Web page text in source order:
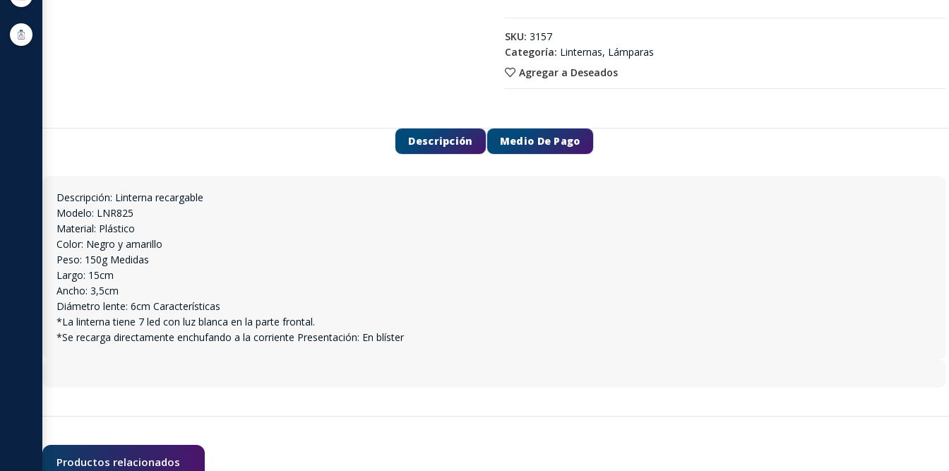
Agregar a Deseados
SKU: 3157
Categoría: Linternas, Lámparas
Descripción Medio De Pago
Descripción: Linterna recargable
Modelo: LNR825
Material: Plástico
Color: Negro y amarillo
Peso: 150g Medidas
Largo: 15cm
Ancho: 3,5cm
Diámetro lente: 6cm Características
*La linterna tiene 7 led con luz blanca en la parte frontal.
*Se recarga directamente enchufando a la corriente Presentación: En blíster
Productos relacionados